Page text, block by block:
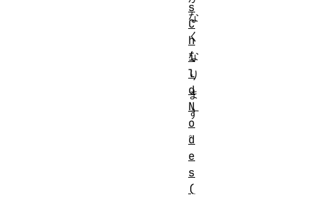
な
く
な
り
ま
す
。
s
C
h
i
l
d
N
o
d
e
s
(